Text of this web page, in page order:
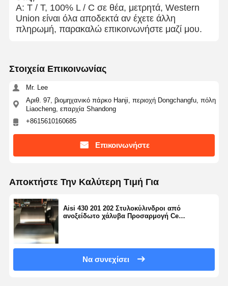
Α: T / T, 100% L / C σε θέα, μετρητά, Western
Union είναι όλα αποδεκτά αν έχετε άλλη
πληρωμή, παρακαλώ επικοινωνήστε μαζί μου.
Στοιχεία Επικοινωνίας
Mr. Lee
Αριθ. 97, βιομηχανικό πάρκο Hanji, περιοχή Dongchangfu, πόλη
Liaocheng, επαρχία Shandong
+8615610160685
Επικοινωνήστε
Αποκτήστε Την Καλύτερη Τιμή Για
Aisi 430 201 202 Στυλοκύλινδροι από
ανοξείδωτο χάλυβα Προσαρμογή Ce
Να συνεχίσει